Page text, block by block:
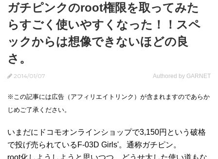
ガチピンクのroot権限を取ってみた
らすごく使いやすくなった！！スペ
ックからは想像できないほどの良
さ。
2014/01/07 Authored by GARNET
※この記事には広告（アフィリエイトリンク）が含まれますのであらか
じめご了承ください。
いまだにドコモオンラインショップで3,150円という破格
で投げ売られているF-03D Girls'。通称ガチピン。
root化しようしようと思いつつ、どうせ大した使い道もな